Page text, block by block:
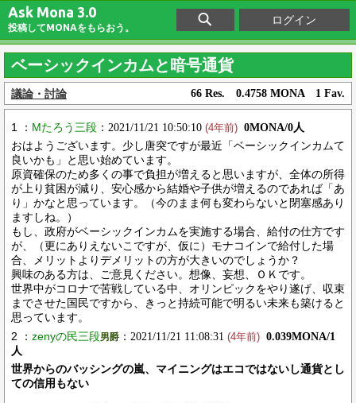
Ask Mona 3.0
投稿してMONAをもらおう。
ログイン
ベーシックインカムと暗号通貨
議論・討論 66 Res. 0.4758 MONA 1 Fav.
1 ： Mたろう三段 ：2021/11/21 10:50:10 (4年前) 0MONA/0人
おはようございます。少し唐突ですが最近「ベーシックインカムて
良いかも」と思い始めています。
原資確保のため多くの事で負担が増えると思いますが、全体の所得
が上り貧困が減り、安心感から結婚や子供が増えるのであれば「あ
り」かなと思っています。（今のまま何も変わらないと閉塞感あり
ますしね。）
もし、政府がベーシックインカムを実施する場合、給付の仕方です
が、（更にありえないこですが、仮に）モナコインで給付した場
合、メリットよりデメリットの方が大きいのでしょうか？
興味のある方は、ご意見ください。想像、妄想、ＯＫです。
世界中がコロナで苦戦している中、オリンピックをやり遂げ、収束
までさせた国民ですから、きっと持続可能で明るい未来も築けると
思っています。
2 ： zenyの民三段男爵 ：2021/11/21 11:08:31 (4年前) 0.039MONA/1
人
世界からのバッシングの嵐、マイニングはエコではないし通貨とし
ての信用もない